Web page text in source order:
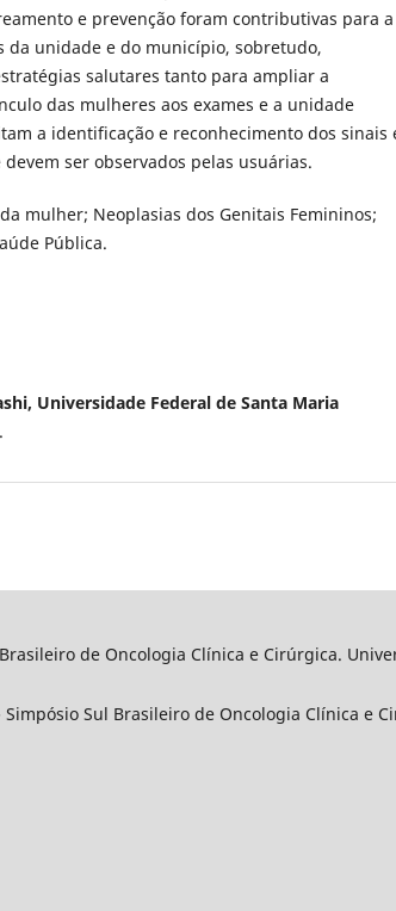
e prevenção foram contributivas para a
da unidade e do município, sobretudo,
salutares tanto para ampliar a
das mulheres aos exames e a unidade
a identificação e reconhecimento dos sinais
ser observados pelas usuárias.
mulher; Neoplasias dos Genitais Femininos;
Pública.
Universidade Federal de Santa Maria
de Oncologia Clínica e Cirúrgica.
Simpósio Sul Brasileiro de Oncologia Clínica e